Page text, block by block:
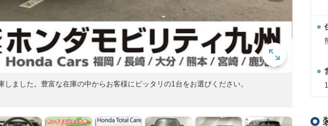
しました。豊富な在庫の中からお客様にピッタリの1台をお選びください。